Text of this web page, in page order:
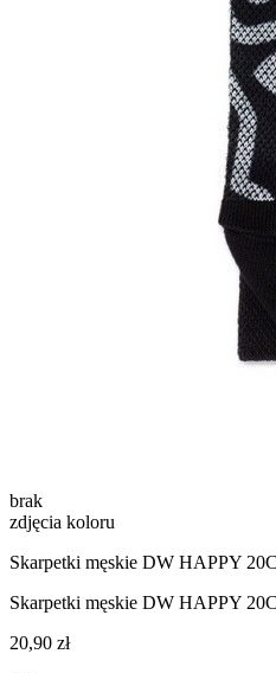
brak
zdjęcia koloru
Skarpetki męskie DW HAPPY
Skarpetki męskie DW HAPPY
20,90 zł